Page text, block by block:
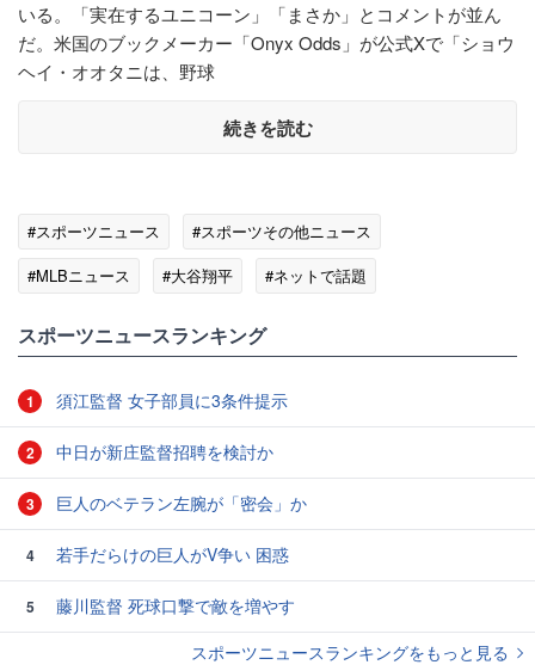
いる。「実在するユニコーン」「まさか」とコメントが並ん
だ。米国のブックメーカー「Onyx Odds」が公式Xで「ショウ
ヘイ・オオタニは、野球
続きを読む
#スポーツニュース
#スポーツその他ニュース
#MLBニュース
#大谷翔平 #ネットで話題
スポーツニュースランキング
1 須江監督 女子部員に3条件提示
2 中日が新庄監督招聘を検討か
3 巨人のベテラン左腕が「密会」か
4 若手だらけの巨人がV争い 困惑
5
藤川監督 死球口撃で敵を増やす
スポーツニュースランキングをもっと見る